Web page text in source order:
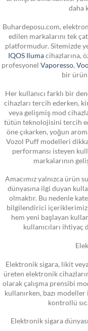
daha
Buhardeposu.com,
edilen markalarını tek
platformudur. Sitemizde
IQOS Ilumacihazlarına,
profesyonel Vaporesso
bir ürün
Her kullanıcı farklı bir
cihazları tercih ederken,
veya gelişmiş mod
tütün teknolojisini tercih
öne çıkarken, yoğun
Vozol Puff modelleri
performansı isteyen
markalarının
Amacımız yalnızca ürün
dünyasına ilgi duyan
olmaktır. Bu nedenle
bilgilendirici içeriklerimiz
hem yeni başlayan
kullanıcıları
Elektronik sigara, likit
üreten elektronik
olarak çalışma prensibi
kullanırken, bazı
kontrollü
Elektronik sigara